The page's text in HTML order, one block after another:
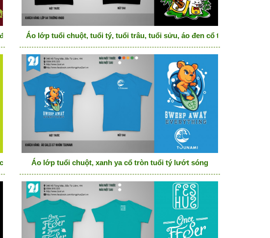
Áo lớp tuổi chuột, tuổi tý, tuổi trâu, tuổi sửu, áo đen cổ tròn đủ tuổi
tuổi tý
Áo lớp tuổi chuột, xanh ya cổ tròn tuổi tý lướt sóng